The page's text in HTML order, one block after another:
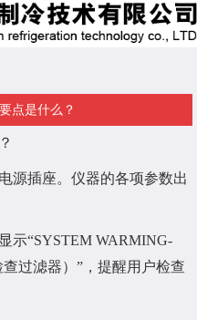
点是什么？
源插座。仪器的各项参数出
示“SYSTEM WARMING-
过滤器）”，提醒用户检查